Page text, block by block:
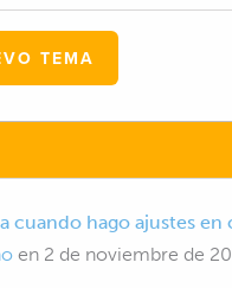
TEMA
cuando hago ajustes en
en 2 de noviembre de